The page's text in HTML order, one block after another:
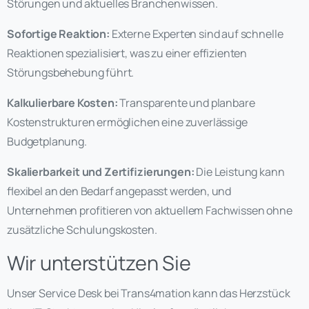
Störungen und aktuelles Branchenwissen.
Sofortige Reaktion: Externe Experten sind auf schnelle
Reaktionen spezialisiert, was zu einer effizienten
Störungsbehebung führt.
Kalkulierbare Kosten:Transparente und planbare
Kostenstrukturen ermöglichen eine zuverlässige
Budgetplanung.
Skalierbarkeit und Zertifizierungen:Die Leistung kann
flexibel an den Bedarf angepasst werden, und
Unternehmen profitieren von aktuellem Fachwissen ohne
zusätzliche Schulungskosten.
Wir unterstützen Sie
Unser Service Desk bei Trans4mation kann das Herzstück